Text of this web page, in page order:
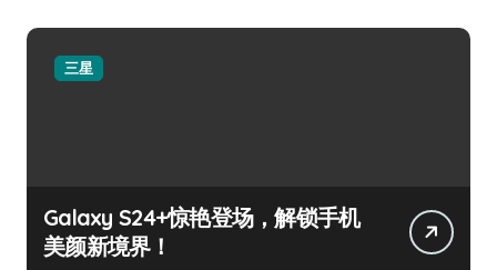
三星
Galaxy S24+惊艳登场，解锁手机
美颜新境界！